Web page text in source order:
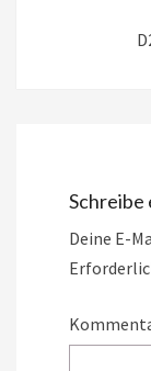
Schreibe
Deine E-